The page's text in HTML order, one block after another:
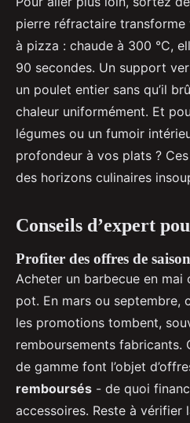
pierre réfractaire
à pizza : chaude à 300 °C,
90 secondes. Un support
un poulet entier sans qu’il
chaleur uniformément. Et
légumes ou un fumoir
profondeur à vos plats ?
des horizons culinaires
Conseils d’expert
Profiter des offres de saison
Acheter un barbecue en mai
pot. En mars ou septembre,
les promotions tombent,
remboursements fabricants.
de gamme font l’objet
remboursés - de quoi
accessoires. Reste à